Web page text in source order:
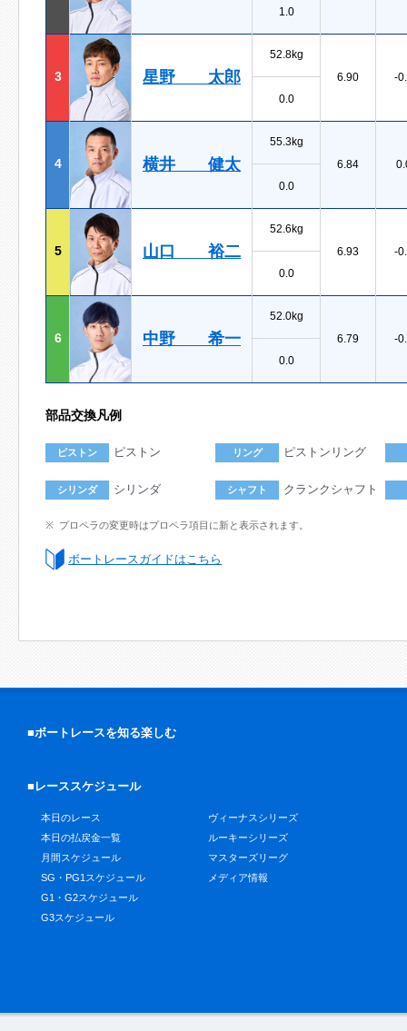
1.0
3 星野 太郎
52.8kg
6.90
-
0.0
4 横井 健太
55.3kg
6.84
0.0
5 山口 裕二
52.6kg
6.93
-
0.0
6 中野 希一
52.0kg
6.79
-
0.0
部品交換凡例
ピストン ピストン リング ピストンリング
シリンダ シリンダ シャフト クランクシャフト
プロペラの変更時はプロペラ項目に新と表示されます。
ボートレースガイドはこちら
■ボートレースを知る楽しむ
■レーススケジュール
本日のレース
本日の払戻金一覧
月間スケジュール
SG・PG1スケジュール
G1・G2スケジュール
G3スケジュール
ヴィーナスシリーズ
ルーキーシリーズ
マスターズリーグ
メディア情報